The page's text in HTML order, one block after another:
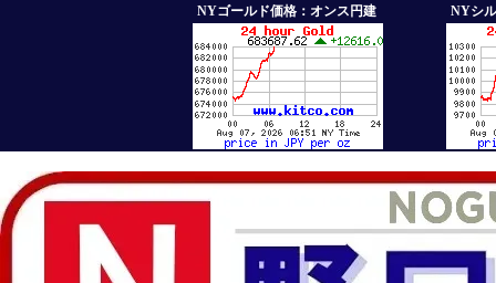
NYゴールド価格：オンス円建 NYシ